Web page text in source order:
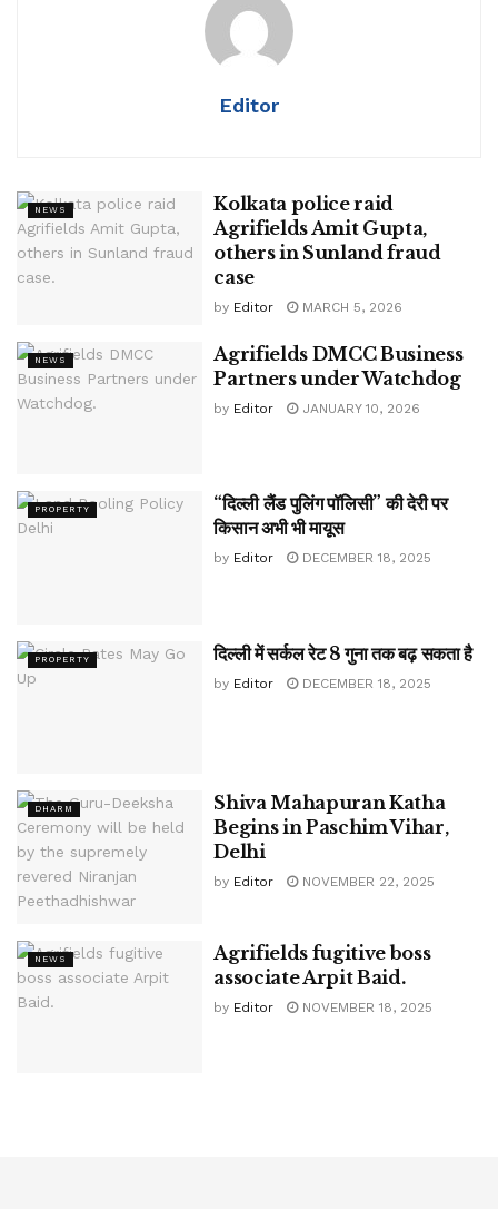
Editor
NEWS
Kolkata police raid
Agrifields Amit Gupta,
others in Sunland fraud
case
by Editor MARCH 5, 2026
NEWS
Agrifields DMCC Business
Partners under Watchdog
by Editor JANUARY 10, 2026
PROPERTY
“दिल्ली लैंड पुलिंग पॉलिसी” की देरी पर
किसान अभी भी मायूस
by Editor DECEMBER 18, 2025
PROPERTY दिल्ली में सर्कल रेट 8 गुना तक बढ़ सकता है
by Editor DECEMBER 18, 2025
DHARM
Shiva Mahapuran Katha
Begins in Paschim Vihar,
Delhi
by Editor NOVEMBER 22, 2025
NEWS
Agrifields fugitive boss
associate Arpit Baid.
by Editor NOVEMBER 18, 2025